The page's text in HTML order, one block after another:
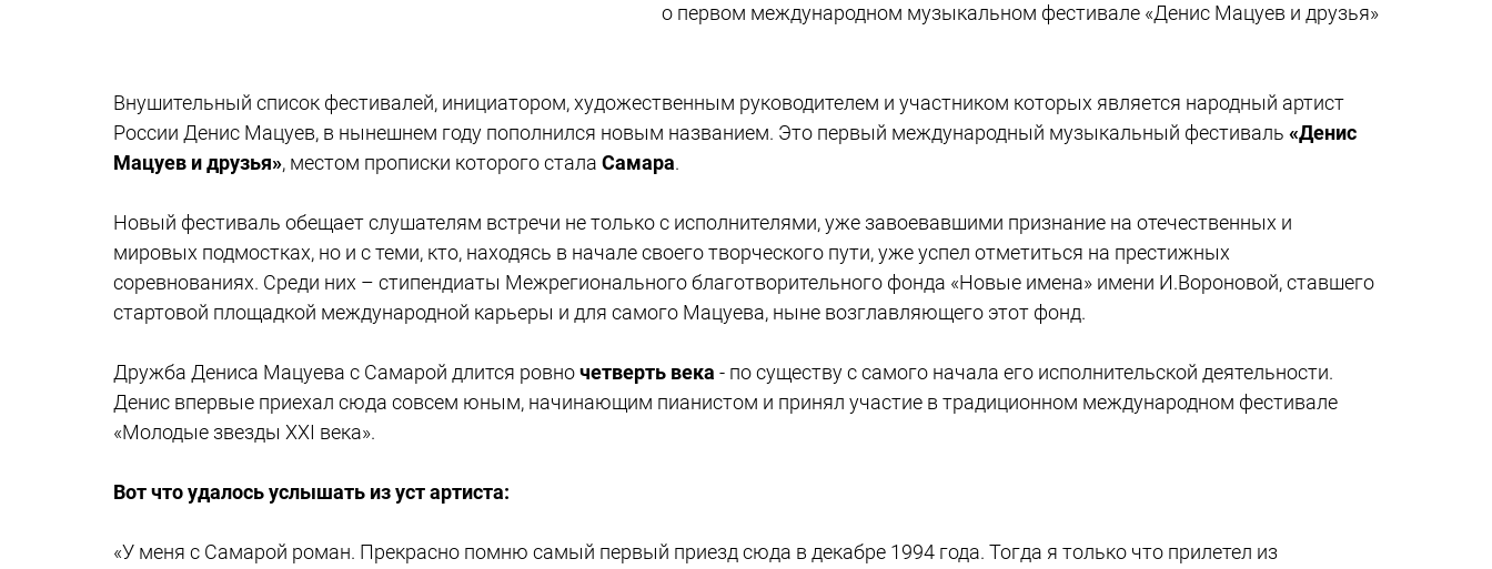
о первом международном музыкальном фестивале «Денис Мацуев и друзья»
Внушительный список фестивалей, инициатором, художественным руководителем и участником которых является народный артист
России Денис Мацуев, в нынешнем году пополнился новым названием. Это первый международный музыкальный фестиваль «Денис
Мацуев и друзья», местом прописки которого стала Самара.
Новый фестиваль обещает слушателям встречи не только с исполнителями, уже завоевавшими признание на отечественных и
мировых подмостках, но и с теми, кто, находясь в начале своего творческого пути, уже успел отметиться на престижных
соревнованиях. Среди них – стипендиаты Межрегионального благотворительного фонда «Новые имена» имени И.Вороновой, ставшего
стартовой площадкой международной карьеры и для самого Мацуева, ныне возглавляющего этот фонд.
Дружба Дениса Мацуева с Самарой длится ровночетверть века - по существу с самого начала его исполнительской деятельности.
Денис впервые приехал сюда совсем юным, начинающим пианистом и принял участие в традиционном международном фестивале
«Молодые звезды XXI века».
Вот что удалось услышать из уст артиста:
«У меня с Самарой роман. Прекрасно помню самый первый приезд сюда в декабре 1994 года. Тогда я только что прилетел из